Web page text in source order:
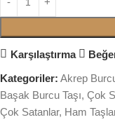
Karşılaştırma
Kategoriler: Akrep
Başak Burcu Taşı, Çok
Çok Satanlar, Ham